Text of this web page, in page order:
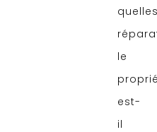
le
est-
il